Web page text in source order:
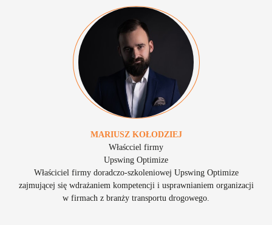
MARIUSZ KOŁODZIEJ
Właścciel firmy
Upswing Optimize
Właściciel firmy doradczo-szkoleniowej Upswing Optimize
zajmującej się wdrażaniem kompetencji i usprawnianiem organizacji
w firmach z branży transportu drogowego.